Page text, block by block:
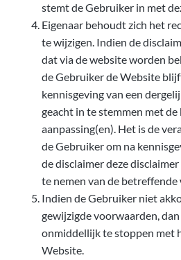
stemt de Gebruiker in met
Eigenaar behoudt zich het
te wijzigen. Indien de
dat via de website worden
de Gebruiker de Website
kennisgeving van een
geacht in te stemmen met
aanpassing(en). Het is de
de Gebruiker om na
de disclaimer deze
te nemen van de betreffende
Indien de Gebruiker niet
gewijzigde voorwaarden,
onmiddellijk te stoppen met
Website.